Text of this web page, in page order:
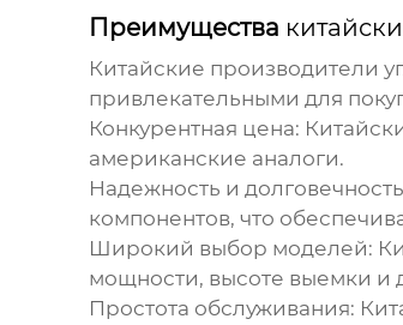
Преимущества
Китайские производители
привлекательными для
Конкурентная цена:
американские аналоги.
Надежность и
компонентов, что
Широкий выбор моделей:
мощности, высоте выемки и
Простота обслуживания: